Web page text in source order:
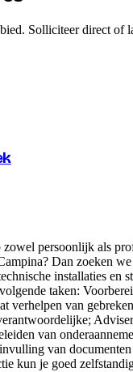
. Solliciteer direct of
persoonlijk als
Dan zoeken
installaties
taken:
verhelpen van
van
van
kun je goed